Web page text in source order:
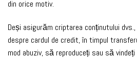
din orice motiv.
Deși asigurăm criptarea conținutului
despre cardul de credit, în timpul
mod abuziv, să reproduceți sau să